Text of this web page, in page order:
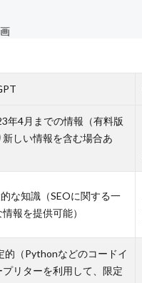
年4月までの情報（有料版
新しい情報を含む場合あ
な知識（SEOに関する一
報を提供可能）
的（Pythonなどのコードイ
プリターを利用して、限定